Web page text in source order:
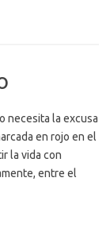
necesita la excusa
en rojo en el
la vida con
entre el